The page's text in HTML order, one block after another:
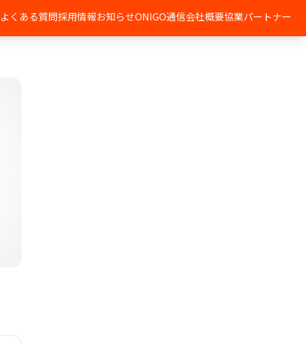
よくある質問採用情報お知らせONIGO通信会社概要協業パートナー